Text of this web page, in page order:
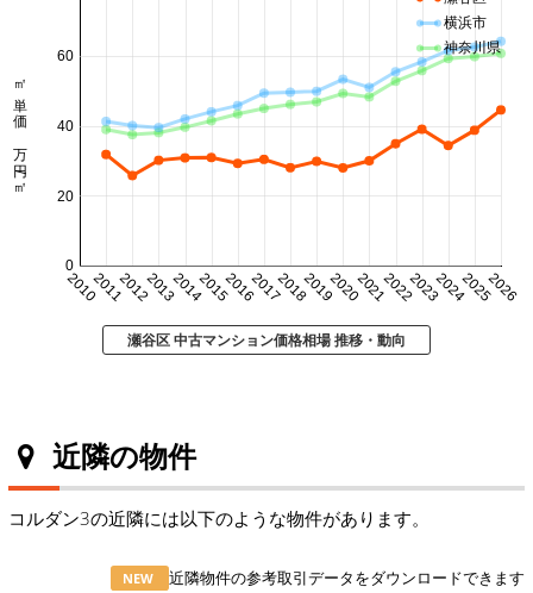
20102011201220132014201520162017201820192020202120222023202420252026
0
20
40
60
㎡単価 万円/㎡
横浜市
神奈川県
瀬谷区 中古マンション価格相場 推移・動向
近隣の物件
コルダン3の近隣には以下のような物件があります。
NEW
近隣物件の参考取引データをダウンロードできます